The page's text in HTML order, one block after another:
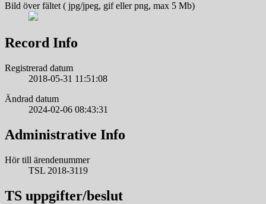
Bild över fältet ( jpg/jpeg, gif eller png, max 5 Mb)
Record Info
Registrerad datum
2018-05-31 11:51:08
Ändrad datum
2024-02-06 08:43:31
Administrative Info
Hör till ärendenummer
TSL 2018-3119
TS uppgifter/beslut